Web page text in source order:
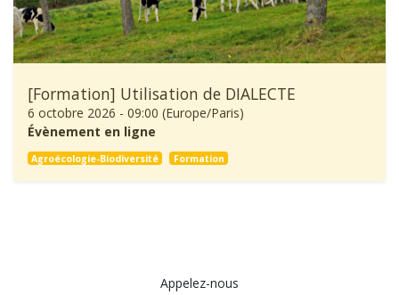
[Formation] Utilisation de DIALECTE
6 octobre 2026 - 09:00 (Europe/Paris)
Évènement en ligne
Agroécologie-Biodiversité Formation
Appelez-nous